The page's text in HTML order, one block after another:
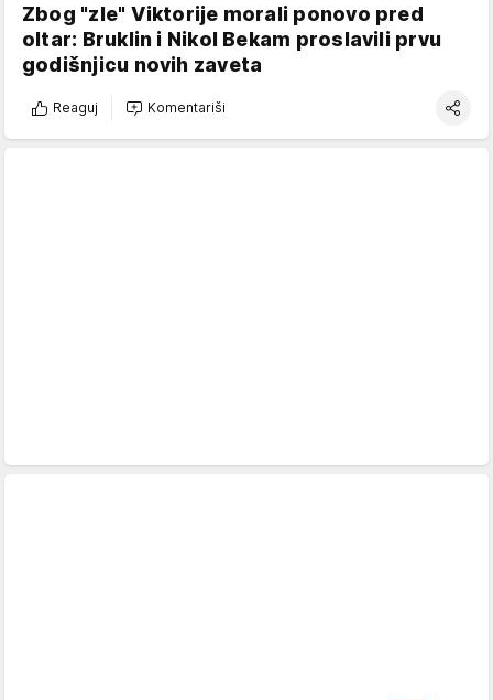
Zbog "zle" Viktorije morali ponovo pred
oltar: Bruklin i Nikol Bekam proslavili prvu
godišnjicu novih zaveta
Reaguj Komentariši